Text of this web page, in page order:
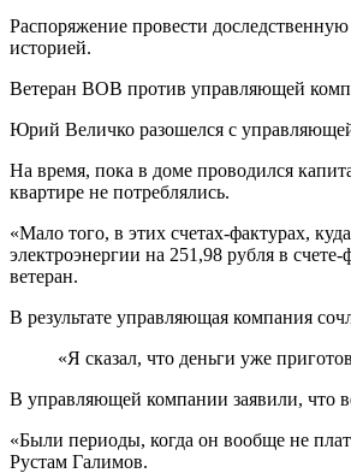
Распоряжение провести
историей.
Ветеран ВОВ против управляющей
Юрий Величко разошелся с
На время, пока в доме проводился
квартире не потреблялись.
«Мало того, в этих счетах-фактурах,
электроэнергии на 251,98 рубля в
ветеран.
В результате управляющая компания
«Я сказал, что деньги уже
В управляющей компании заявили, что
«Были периоды, когда он вообще не
Рустам Галимов.